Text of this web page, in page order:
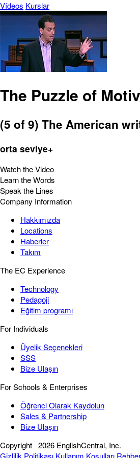
Vídeos Kurslar
The Puzzle of
(5 of 9) The American
orta seviye+
Watch the Video
Learn the Words
Speak the Lines
Company Information
Hakkımızda
Locations
Haberler
Takım
The EC Experience
Technology
Pedagoji
Eğitim programı
For Individuals
Üyelik Seçenekleri
SSS
Bize Ulaşın
For Schools & Enterprises
Öğrenci Olarak Kaydolun
Sales & Partnership
Bize Ulaşın
Copyright 2026 EnglishCentral, Inc.